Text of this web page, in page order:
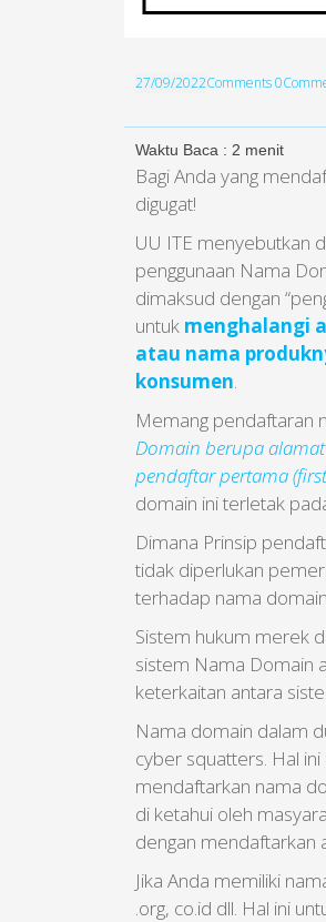
27/09/2022Comments 0
Waktu Baca : 2 menit
Bagi Anda yang
digugat!
UU ITE menyebutkan
penggunaan Nama
dimaksud dengan
untuk menghalangi
atau nama
konsumen.
Memang pendaftaran
Domain berupa
pendaftar pertama
domain ini terletak
Dimana Prinsip
tidak diperlukan
terhadap nama
Sistem hukum merek
sistem Nama Domain
keterkaitan antara
Nama domain dalam
cyber squatters. Hal
mendaftarkan nama
di ketahui oleh
dengan mendaftarkan
Jika Anda memiliki
.org, co.id dll. Hal ini